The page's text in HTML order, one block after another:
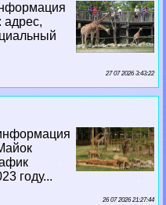
адрес,
27 07 2026 3:43:22
году...
26 07 2026 21:27:44